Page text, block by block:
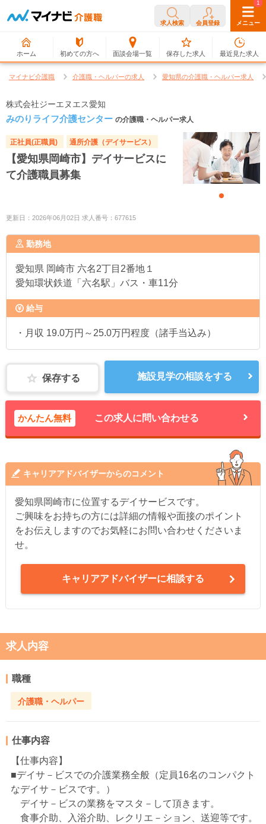
求人検索 会員登録 メニュー
ホーム 初めての方へ 面談会場一覧
0
保存した求人
1
最近見た求人
マイナビ介護職 介護職・ヘルパーの求人 愛知県の介護職・ヘルパー求人
株式会社ジーエヌエス愛知
みのりライフ介護センター の介護職・ヘルパー求人
正社員(正職員) 通所介護（デイサービス）
【愛知県岡崎市】デイサービスに
て介護職員募集
更新日：2026年06月02日 求人番号：677615
勤務地
愛知県 岡崎市 六名2丁目2番地１
愛知環状鉄道「六名駅」バス・車11分
給与
・月収 19.0万円～25.0万円程度（諸手当込み）
保存する 施設見学の相談をする
かんたん無料 この求人に問い合わせる
キャリアアドバイザーからのコメント
愛知県岡崎市に位置するデイサービスです。
ご興味をお持ちの方には詳細の情報や面接のポイント
をお伝えしますのでお気軽にお問い合わせくださいま
せ。
キャリアアドバイザーに相談する
求人内容
職種
介護職・ヘルパー
仕事内容
【仕事内容】
■デイサ－ビスでの介護業務全般（定員16名のコンパクト
なデイサ－ビスです。）
デイサ－ビスの業務をマスタ－して頂きます。
食事介助、入浴介助、レクリエ－ション、送迎等です。